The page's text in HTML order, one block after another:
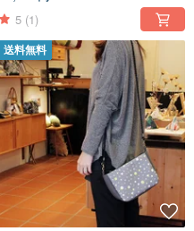
5 (1)
送料無料